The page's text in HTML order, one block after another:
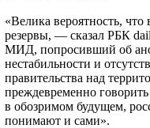
«Велика вероятность,
резервы, — сказал РБК
МИД, попросивший об
нестабильности и
правительства над
преждевременно
в обозримом будущем,
понимают и сами».